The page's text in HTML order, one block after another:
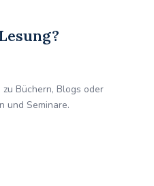
Büchern, Blogs oder
und Seminare.